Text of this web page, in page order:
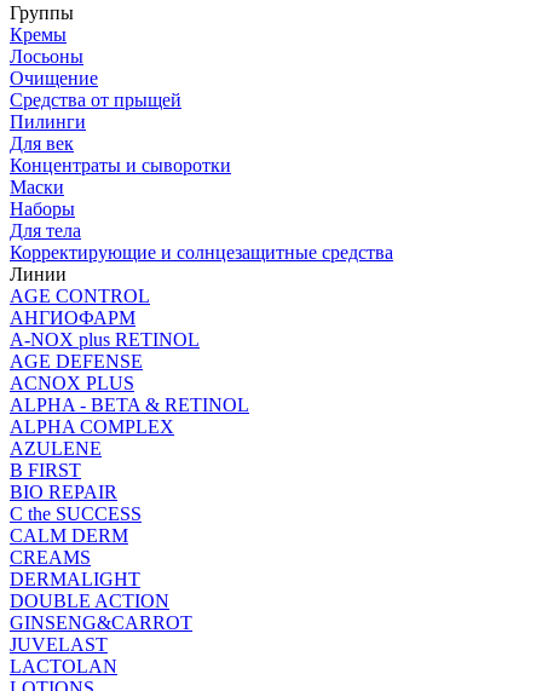
Группы
Кремы
Лосьоны
Очищение
Средства от прыщей
Пилинги
Для век
Концентраты и сыворотки
Маски
Наборы
Для тела
Корректирующие и солнцезащитные средства
Линии
AGE CONTROL
АНГИОФАРМ
A-NOX plus RETINOL
AGE DEFENSE
ACNOX PLUS
ALPHA - BETA & RETINOL
ALPHA COMPLEX
AZULENE
B FIRST
BIO REPAIR
C the SUCCESS
CALM DERM
CREAMS
DERMALIGHT
DOUBLE ACTION
GINSENG&CARROT
JUVELAST
LACTOLAN